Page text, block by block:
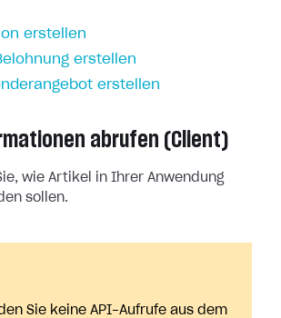
erstellen
erstellen
erstellen
abrufen (Client)
wie Artikel in Ihrer Anwendung
sollen.
Sie keine API-Aufrufe aus dem